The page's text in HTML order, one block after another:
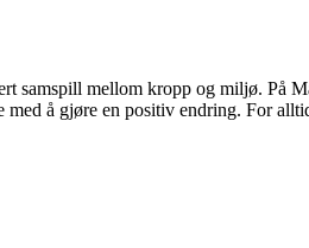
samspill mellom kropp og miljø.
å gjøre en positiv endring. For